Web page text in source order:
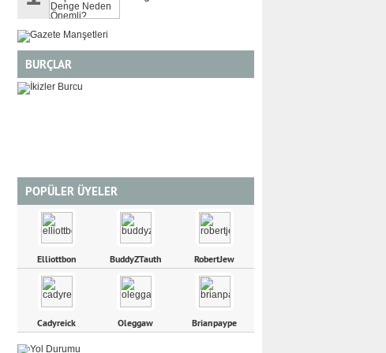
BURÇLAR
POPÜLER ÜYELER
Elliottbon BuddyZTauth RobertJew
Cadyreick Oleggaw Brianpaype